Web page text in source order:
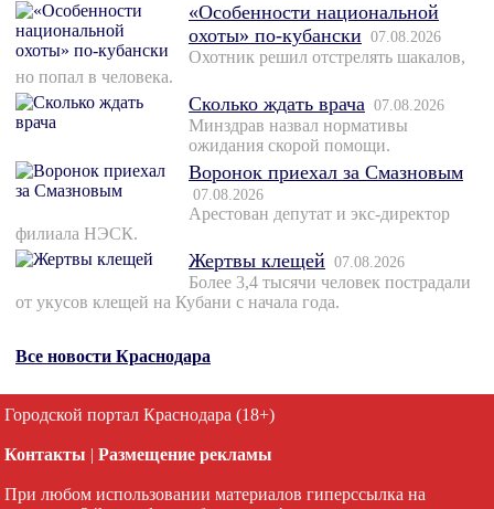
«Особенности национальной
охоты» по-кубански 07.08.2026
Охотник решил отстрелять шакалов,
но попал в человека.
Сколько ждать врача 07.08.2026
Минздрав назвал нормативы
ожидания скорой помощи.
Воронок приехал за Смазновым
07.08.2026
Арестован депутат и экс-директор
филиала НЭСК.
Жертвы клещей 07.08.2026
Более 3,4 тысячи человек пострадали
от укусов клещей на Кубани с начала года.
Все новости Краснодара
Городской портал Краснодара (18+)
Контакты | Размещение рекламы
При любом использовании материалов гиперссылка на